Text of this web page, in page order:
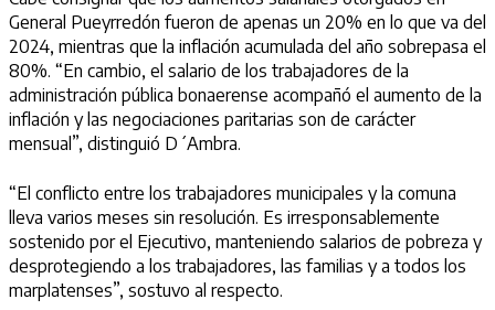
General Pueyrredón fueron de apenas un 20% en lo que va del
2024, mientras que la inflación acumulada del año sobrepasa el
80%. “En cambio, el salario de los trabajadores de la
administración pública bonaerense acompañó el aumento de la
inflación y las negociaciones paritarias son de carácter
mensual”, distinguió D´Ambra.
“El conflicto entre los trabajadores municipales y la comuna
lleva varios meses sin resolución. Es irresponsablemente
sostenido por el Ejecutivo, manteniendo salarios de pobreza y
desprotegiendo a los trabajadores, las familias y a todos los
marplatenses”, sostuvo al respecto.